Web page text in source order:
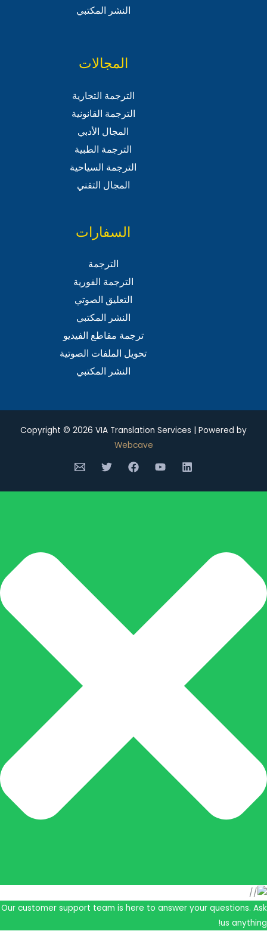
النشر المكتبي
المجالات
الترجمة التجارية
الترجمة القانونية
المجال الأدبي
الترجمة الطبية
الترجمة السياحية
المجال التقني
السفارات
الترجمة الفورية
التعليق الصوتي
النشر المكتبي
ترجمة مقاطع الفيديو
تحويل الملفات الصوتية
النشر المكتبي
Copyright © 2026 VIA Translation Services |
Webcave
Our customer support team is here to answer your